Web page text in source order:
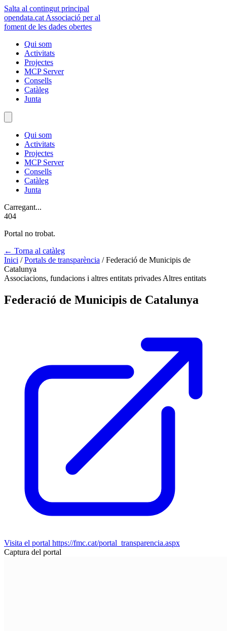
Salta al contingut principal
opendata.cat Associació per al
foment de les dades obertes
Qui som
Activitats
Projectes
MCP Server
Consells
Catàleg
Junta
Qui som
Activitats
Projectes
MCP Server
Consells
Catàleg
Junta
Carregant...
404
Portal no trobat.
← Torna al catàleg
Inici / Portals de transparència / Federació de Municipis de
Catalunya
Associacions, fundacions i altres entitats privades Altres entitats
Federació de Municipis de Catalunya
Visita el portal https://fmc.cat/portal_transparencia.aspx
Captura del portal